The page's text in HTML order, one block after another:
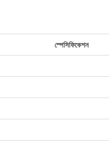
স্পেসিফিকেশন